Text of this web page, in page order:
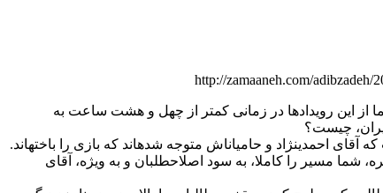
http://zamaaneh.com/adibzadeh/
از این رویدادها در زمانی کم‏تر از چهل و هشت ساعت به
چیست؟
که آقای احمدی‏نژاد و حامیان‏اش متوجه شده‏اند که بازی را باخته‏اند.
شما مسیر را کاملا، به سود اصلاح‏طلبان و به ویژه، آقای